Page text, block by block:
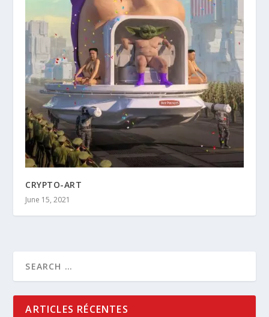
CRYPTO-ART
June 15, 2021
ARTICLES RÉCENTES